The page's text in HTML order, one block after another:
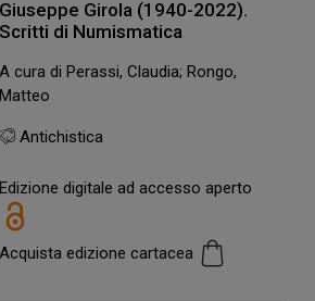
Giuseppe Girola (1940-2022).
Scritti di Numismatica
A cura di Perassi, Claudia; Rongo,
Matteo
Antichistica
Edizione digitale ad accesso aperto
Acquista edizione cartacea